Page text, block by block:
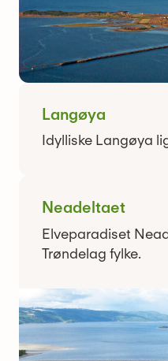
Langøya
Idylliske Langøya
Neadeltaet
Elveparadiset
Trøndelag fylke.